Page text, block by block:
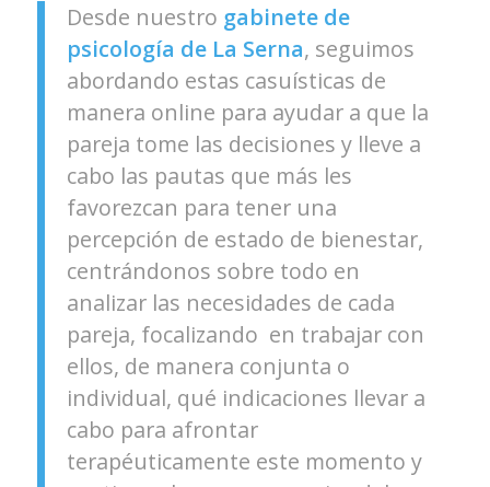
Desde nuestro gabinete de
psicología de La Serna, seguimos
abordando estas casuísticas de
manera online para ayudar a que la
pareja tome las decisiones y lleve a
cabo las pautas que más les
favorezcan para tener una
percepción de estado de bienestar,
centrándonos sobre todo en
analizar las necesidades de cada
pareja, focalizando en trabajar con
ellos, de manera conjunta o
individual, qué indicaciones llevar a
cabo para afrontar
terapéuticamente este momento y